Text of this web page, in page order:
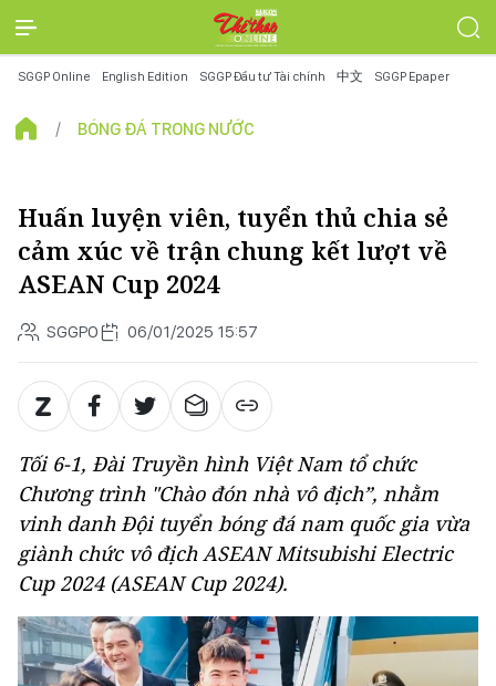
SGGP Online English Edition SGGP Đầu tư Tài chính 中文 SGGP Epaper
BÓNG ĐÁ TRONG NƯỚC
Huấn luyện viên, tuyển thủ chia sẻ
cảm xúc về trận chung kết lượt về
ASEAN Cup 2024
SGGPO 06/01/2025 15:57
Tối 6-1, Đài Truyền hình Việt Nam tổ chức
Chương trình "Chào đón nhà vô địch”, nhằm
vinh danh Đội tuyển bóng đá nam quốc gia vừa
giành chức vô địch ASEAN Mitsubishi Electric
Cup 2024 (ASEAN Cup 2024).